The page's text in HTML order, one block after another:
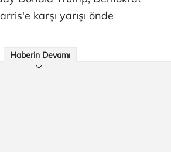
karşı yarışı önde
Haberin Devamı